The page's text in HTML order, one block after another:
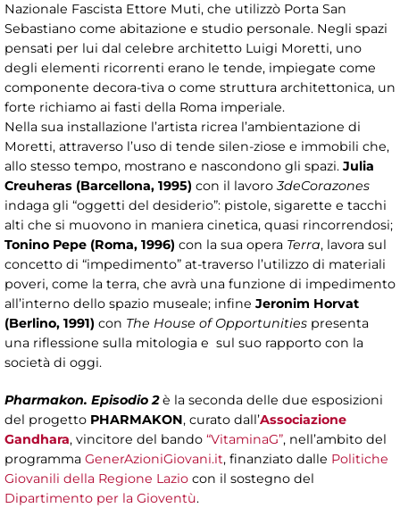
Nazionale Fascista Ettore Muti, che utilizzò Porta San
Sebastiano come abitazione e studio personale. Negli spazi
pensati per lui dal celebre architetto Luigi Moretti, uno
degli elementi ricorrenti erano le tende, impiegate come
componente decora-tiva o come struttura architettonica, un
forte richiamo ai fasti della Roma imperiale.
Nella sua installazione l’artista ricrea l’ambientazione di
Moretti, attraverso l’uso di tende silen-ziose e immobili che,
allo stesso tempo, mostrano e nascondono gli spazi. Julia
Creuheras (Barcellona, 1995) con il lavoro3deCorazones
indaga gli “oggetti del desiderio”: pistole, sigarette e tacchi
alti che si muovono in maniera cinetica, quasi rincorrendosi;
Tonino Pepe (Roma, 1996) con la sua opera Terra, lavora sul
concetto di “impedimento” at-traverso l’utilizzo di materiali
poveri, come la terra, che avrà una funzione di impedimento
all’interno dello spazio museale; infine Jeronim Horvat
(Berlino, 1991) con The House of Opportunities presenta
una riflessione sulla mitologia e sul suo rapporto con la
società di oggi.
Pharmakon. Episodio 2è la seconda delle due esposizioni
del progetto PHARMAKON, curato dall’Associazione
Gandhara, vincitore del bando “VitaminaG”, nell’ambito del
programma GenerAzioniGiovani.it, finanziato dalle Politiche
Giovanili della Regione Lazio con il sostegno del
Dipartimento per la Gioventù.